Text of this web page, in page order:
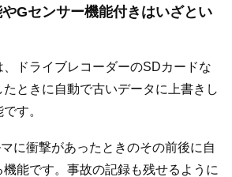
Gセンサー機能付きはいざとい
、ドライブレコーダーのSDカードな
ときに自動で古いデータに上書きし
す。
に衝撃があったときのその前後に自
能です。事故の記録も残せるように